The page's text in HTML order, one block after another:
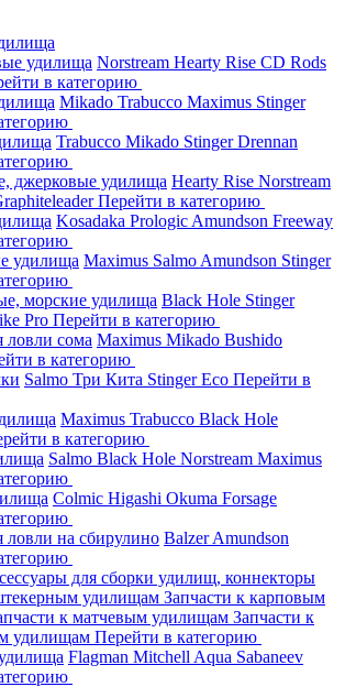
удилища Norstream Hearty Rise CD Rods
в категорию
Mikado Trabucco Maximus Stinger
Trabucco Mikado StingerDrennan
джерковые удилища Hearty Rise Norstream
Перейти в категорию
Kosadaka Prologic Amundson Freeway
удилища Maximus Salmo Amundson Stinger
морские удилища Black Hole Stinger
Pro Перейти в категорию
ловли сома Maximus Mikado Bushido
в категорию
Salmo Три Кита StingerEco Перейти в
Maximus Trabucco Black Hole
в категорию
Salmo Black Hole Norstream Maximus
Colmic Higashi Okuma Forsage
ловли на сбирулино BalzerAmundson
для сборки удилищ, коннекторы
удилищам Запчасти к карповым
к матчевым удилищам Запчасти к
удилищам Перейти в категорию
Flagman Mitchell Aqua Sabaneev